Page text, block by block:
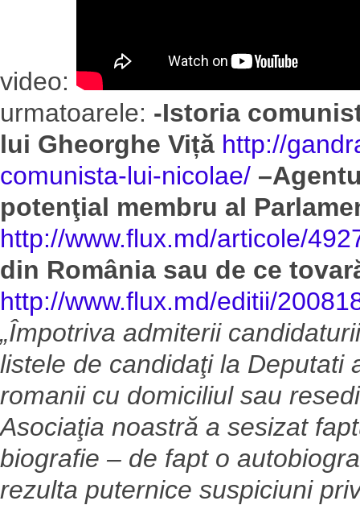
video:
urmatoarele: -Istoria
lui Gheorghe Viță http://
comunista-lui-nicolae/ –
potenţial membru al
http://www.flux.md/articole/
din România sau de ce
http://www.flux.md/editii/
„Împotriva admiterii
listele de candidaţi la Deputati
romanii cu domiciliul sau
Asociaţia noastră a sesizat
biografie – de fapt o
rezulta puternice suspiciuni